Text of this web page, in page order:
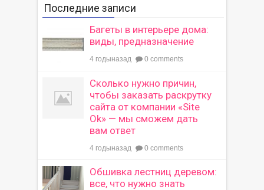
Последние записи
Багеты в интерьере дома:
виды, предназначение
4 годыназад 0 comments
Сколько нужно причин,
чтобы заказать раскрутку
сайта от компании «Site
Ok» — мы сможем дать
вам ответ
4 годыназад 0 comments
Обшивка лестниц деревом:
все, что нужно знать